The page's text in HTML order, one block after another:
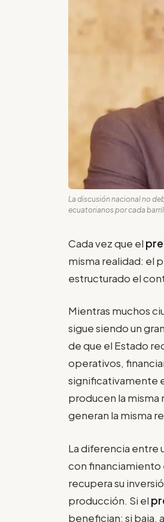
La discusión nacional no
ecuatorianos por cada
Cada vez que el
misma realidad: el
estructurado el
Mientras muchos
sigue siendo un
de que el Estado
operativos,
significativamente
producen la misma
generan la misma
La diferencia entre
con financiamiento
recupera su
producción. Si el
benefician; si baja,